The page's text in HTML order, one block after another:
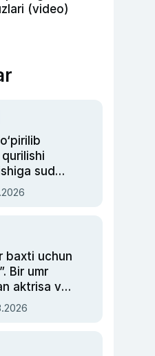
(video)
sud
baxti uchun
Bir umr
aktrisa va
Rimma